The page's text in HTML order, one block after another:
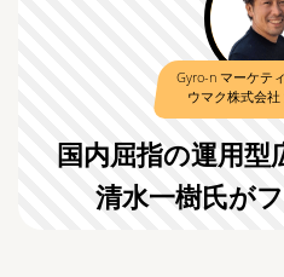
国内屈指の運用型
清水一樹氏が
Gyro-n マーケテ
ウマク株式会